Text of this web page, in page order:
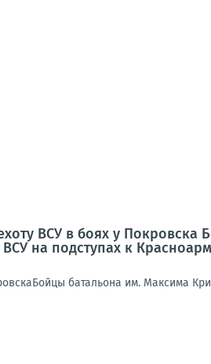
ВСУ в боях у Покровска
на подступах к
батальона им. Максима